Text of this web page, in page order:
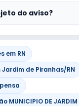
do aviso?
em RN
de Piranhas/RN
MUNICIPIO DE JARDIM